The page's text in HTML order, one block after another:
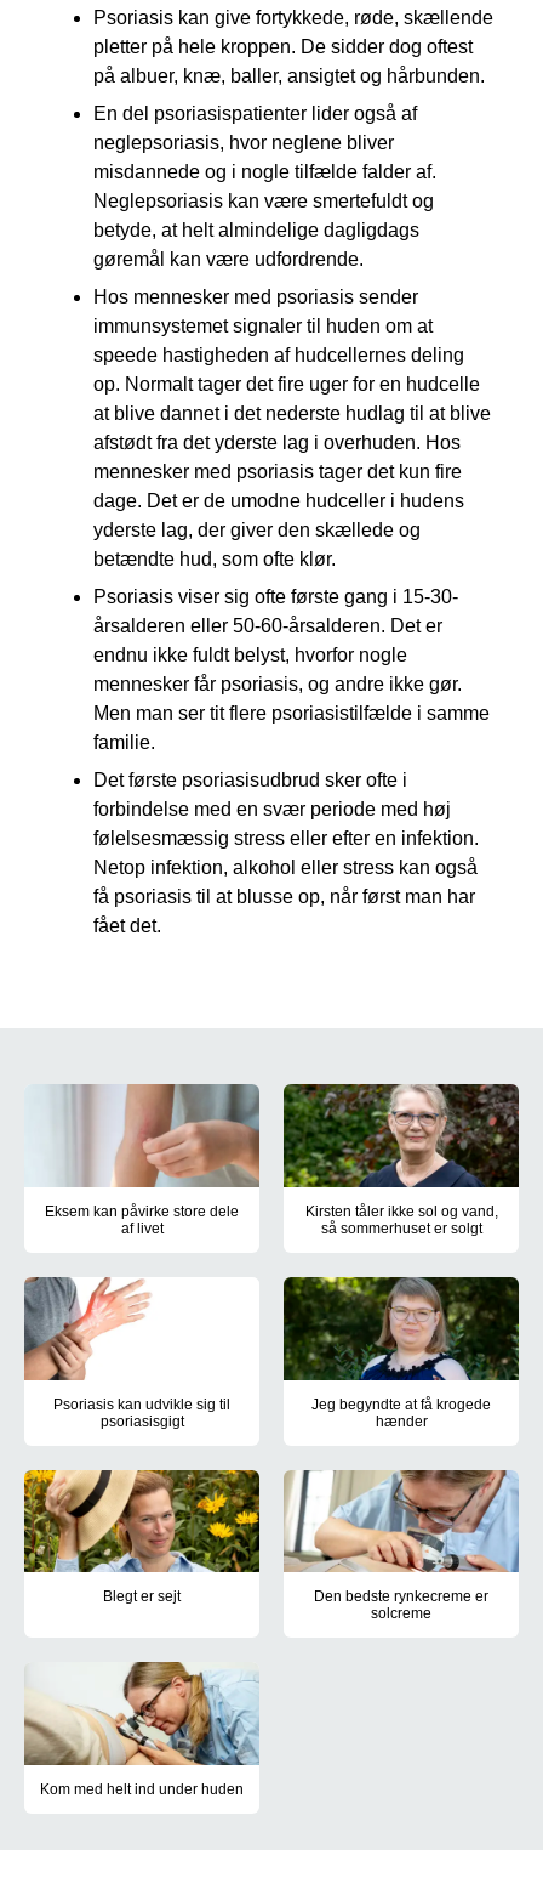
Psoriasis kan give fortykkede, røde, skællende
pletter på hele kroppen. De sidder dog oftest
på albuer, knæ, baller, ansigtet og hårbunden.
En del psoriasispatienter lider også af
neglepsoriasis, hvor neglene bliver
misdannede og i nogle tilfælde falder af.
Neglepsoriasis kan være smertefuldt og
betyde, at helt almindelige dagligdags
gøremål kan være udfordrende.
Hos mennesker med psoriasis sender
immunsystemet signaler til huden om at
speede hastigheden af hudcellernes deling
op. Normalt tager det fire uger for en hudcelle
at blive dannet i det nederste hudlag til at blive
afstødt fra det yderste lag i overhuden. Hos
mennesker med psoriasis tager det kun fire
dage. Det er de umodne hudceller i hudens
yderste lag, der giver den skællede og
betændte hud, som ofte klør.
Psoriasis viser sig ofte første gang i 15-30-
årsalderen eller 50-60-årsalderen. Det er
endnu ikke fuldt belyst, hvorfor nogle
mennesker får psoriasis, og andre ikke gør.
Men man ser tit flere psoriasistilfælde i samme
familie.
Det første psoriasisudbrud sker ofte i
forbindelse med en svær periode med høj
følelsesmæssig stress eller efter en infektion.
Netop infektion, alkohol eller stress kan også
få psoriasis til at blusse op, når først man har
fået det.
Tema om huden
Eksem kan påvirke store dele
af livet
Kirsten tåler ikke sol og vand,
så sommerhuset er solgt
Psoriasis kan udvikle sig til
psoriasisgigt
Jeg begyndte at få krogede
hænder
Blegt er sejt
Den bedste rynkecreme er
solcreme
Kom med helt ind under huden